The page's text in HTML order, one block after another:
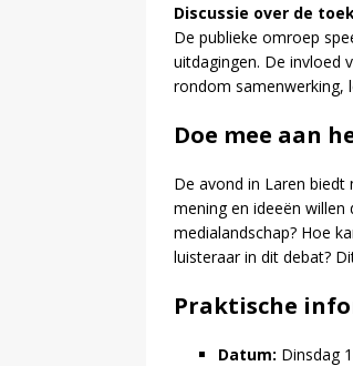
Discussie over de
De publieke omroep
uitdagingen. De invloed
rondom samenwerking,
Doe mee aan
De avond in Laren biedt
mening en ideeën willen
medialandschap? Hoe
luisteraar in dit debat?
Praktische
Datum: Dinsdag